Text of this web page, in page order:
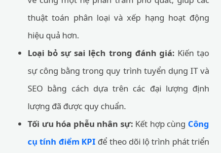
thuật toán phân loại và xếp hạng hoạt động
hiệu quả hơn.
Loại bỏ sự sai lệch trong đánh giá: Kiến tạo
sự công bằng trong quy trình tuyển dụng IT và
SEO bằng cách dựa trên các đại lượng định
lượng đã được quy chuẩn.
Tối ưu hóa phễu nhân sự: Kết hợp cùng Công
cụ tính điểm KPI để theo dõi lộ trình phát triển